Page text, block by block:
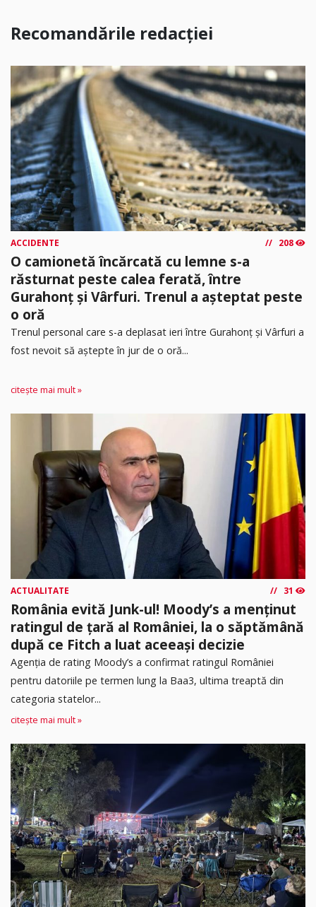
Recomandările redacției
ACCIDENTE 208
O camionetă încărcată cu lemne s-a
răsturnat peste calea ferată, între
Gurahonț și Vârfuri. Trenul a așteptat peste
o oră
Trenul personal care s-a deplasat ieri între Gurahonț și Vârfuri a
fost nevoit să aștepte în jur de o oră...
citește mai mult »
ACTUALITATE 31
România evită Junk-ul! Moody’s a menținut
ratingul de țară al României, la o săptămână
după ce Fitch a luat aceeași decizie
Agenția de rating Moody’s a confirmat ratingul României
pentru datoriile pe termen lung la Baa3, ultima treaptă din
categoria statelor...
citește mai mult »